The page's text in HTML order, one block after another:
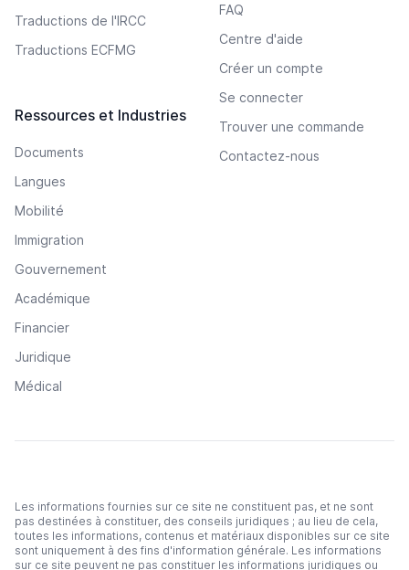
Traductions de l'IRCC
Traductions ECFMG
Ressources et Industries
Documents
Langues
Mobilité
Immigration
Gouvernement
Académique
Financier
Juridique
Médical
FAQ
Centre d'aide
Créer un compte
Se connecter
Trouver une commande
Contactez-nous
Les informations fournies sur ce site ne constituent pas, et ne sont
pas destinées à constituer, des conseils juridiques ; au lieu de cela,
toutes les informations, contenus et matériaux disponibles sur ce site
sont uniquement à des fins d'information générale. Les informations
sur ce site peuvent ne pas constituer les informations juridiques ou